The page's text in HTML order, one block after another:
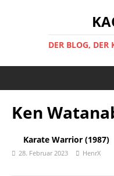
DER BLOG, DER
Ken
Karate Warrior (1987)
28. Februar 2023 HenrX